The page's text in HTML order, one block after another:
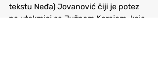
tekstu Neđa) Jovanović čiji je potez
na utakmici sa Južnom Korejom, koja